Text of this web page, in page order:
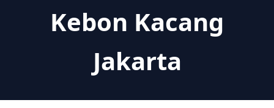
Kebon Kacang
Jakarta